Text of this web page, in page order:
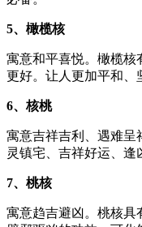
5、橄榄核
寓意和平喜悦。橄榄核
更好。让人更加平和、
6、核桃
寓意吉祥吉利、遇难呈
灵镇宅、吉祥好运、逢
7、桃核
寓意趋吉避凶。桃核具